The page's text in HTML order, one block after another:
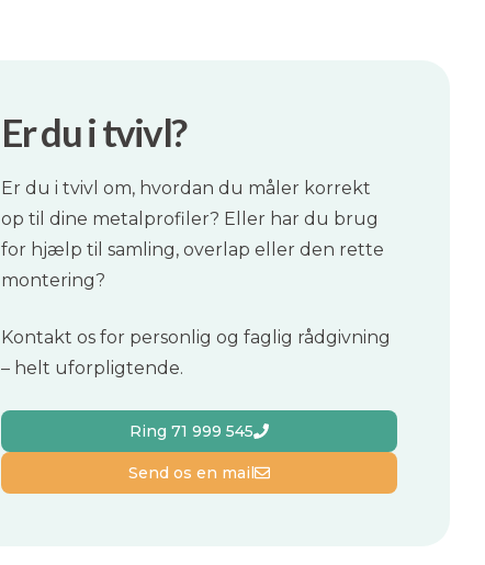
Er du i tvivl?
Er du i tvivl om, hvordan du måler korrekt
op til dine metalprofiler? Eller har du brug
for hjælp til samling, overlap eller den rette
montering?
Kontakt os for personlig og faglig rådgivning
– helt uforpligtende.
Ring 71 999 545
Send os en mail